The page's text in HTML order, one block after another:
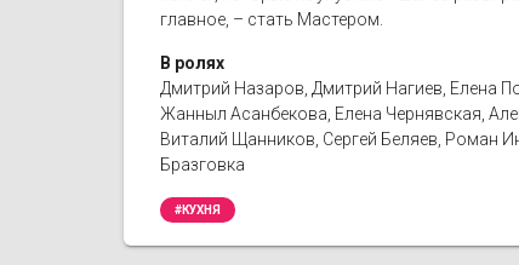
главное, – стать Мастером.
В ролях
Дмитрий Назаров, Дмитрий Нагиев, Елена
Жанныл Асанбекова, Елена Чернявская,
Виталий Щанников, Сергей Беляев, Роман
Бразговка
#КУХНЯ